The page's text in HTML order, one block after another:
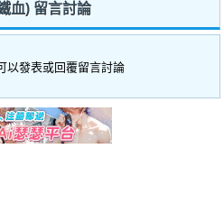
血) 留言討論
以發表或回覆留言討論